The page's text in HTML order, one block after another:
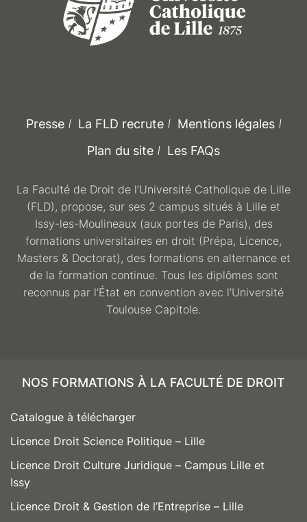
Presse La FLD recrute
Mentions légales
Plan du site
Les FAQs
La Faculté de Droit de l’Université Catholique de Lille
(FLD), propose, sur ses 2 campus situés à Lille et
Issy-les-Moulineaux (aux portes de Paris), des
formations universitaires en droit (Prépa, Licence,
Masters & Doctorat), des formations en alternance et
de la formation continue. Tous les diplômes sont
reconnus par l’État en convention avec l’Université
Toulouse Capitole.
NOS FORMATIONS À LA FACULTÉ DE DROIT
Catalogue à télécharger
Licence Droit Science Politique – Lille
Licence Droit Culture Juridique – Campus Lille et
Issy
Licence Droit & Gestion de l’Entreprise – Lille